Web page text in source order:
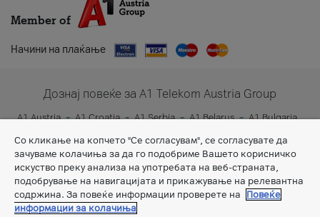
Member of
Начини на плаќање
Дознај повеќе за A1 Telekom Austria Group
A1 Austria A1 Croatia A1 Serbia A1 Belarus
A1 Bulgaria
A1 Slovenia
A1 Digital
Со кликање на копчето "Се согласувам", се согласувате да
зачуваме колачиња за да го подобриме Вашето корисничко
искуство преку анализа на употребата на веб-страната,
подобрување на навигацијата и прикажување на релевантна
содржина. За повеќе информации проверете на
Повеќе
информации за колачиња